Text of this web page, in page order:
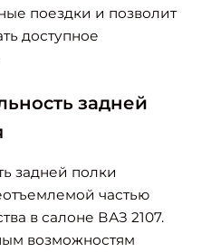
поездки и позволит
доступное
задней
задней полки
частью
в салоне ВАЗ 2107.
возможностям